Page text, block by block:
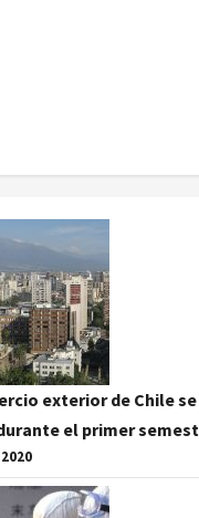
exterior de Chile
el primer